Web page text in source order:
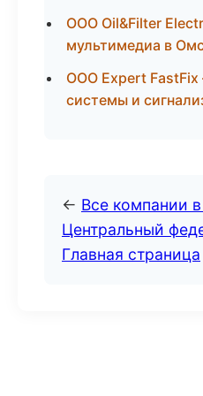
ООО Oil&Filter
мультимедиа в
ООО Expert
системы и
← Все компании
Центральный
Главная страница